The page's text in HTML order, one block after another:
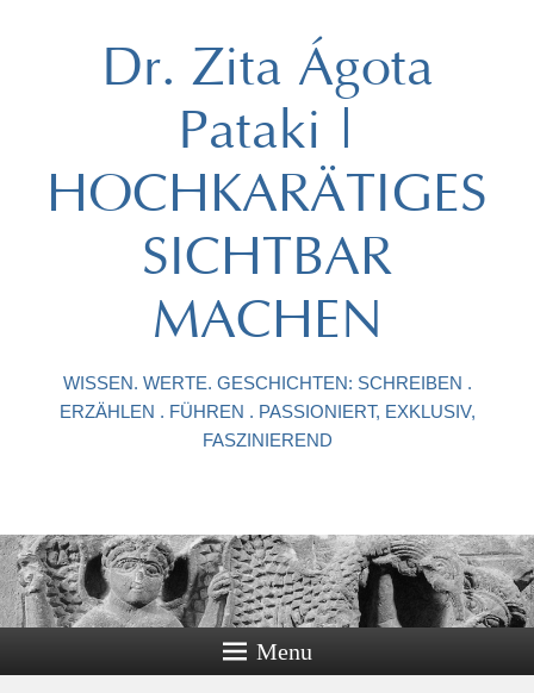
Dr. Zita Ágota
Pataki |
HOCHKARÄTIGES
SICHTBAR
MACHEN
WISSEN. WERTE. GESCHICHTEN: SCHREIBEN .
ERZÄHLEN . FÜHREN . PASSIONIERT, EXKLUSIV,
FASZINIEREND
Menu